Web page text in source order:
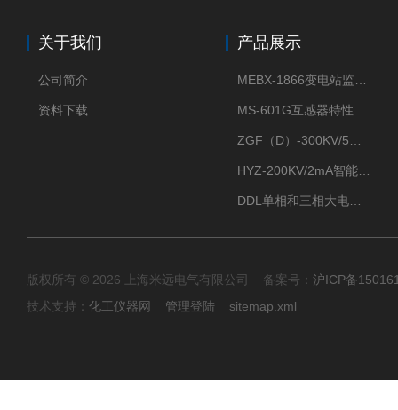
关于我们
公司简介
资料下载
产品展示
版权所有 © 2026 上海米远电气有限公司 备案号： 沪ICP备
技术支持： 化工仪器网 管理登陆 sitemap.xml